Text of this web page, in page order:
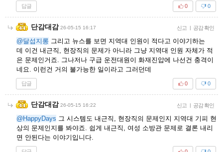
답글 0
0
단감대감 26-05-15 16:17 신고 | 공감 확인
@달섭지롱 그리고 뉴스를 보면 지역대 인원이 적다고 이야기하는
데 이건 내근직, 현장직의 문제가 아니라 그냥 지역대 인원 자체가 적
은 문제인거죠. 그나저나 구급 운전대원이 화재진압에 나선건 충격이
네요. 이런건 거의 불가능한 일이라고 그러던데
답글 0
0
단감대감 26-05-15 16:22 신고 | 공감 확인
@HappyDays 그 시스템도 내근직, 현장직의 문제인지 지역대 기피 현
상의 문제인지를 봐야죠. 쉽게 내근직, 여성 소방관 문제로 결론 내리
면 안된다는 이야기입니다.